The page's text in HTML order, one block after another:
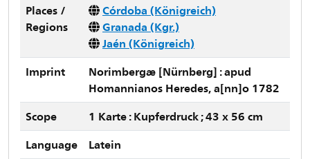
Places /
Regions
Córdoba (Königreich)
Granada (Kgr.)
Jaén (Königreich)
Imprint
Norimbergæ [Nürnberg] : apud
Homannianos Heredes, a[nn]o 1782
Scope
1 Karte : Kupferdruck ; 43 x 56 cm
Language
Latein